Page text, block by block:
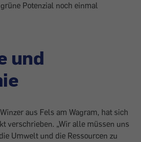
Poten­zial noch einmal
und
aus Fels am Wagram, hat sich
verschrieben. „Wir alle müssen uns
Umwelt und die Ressour­cen zu